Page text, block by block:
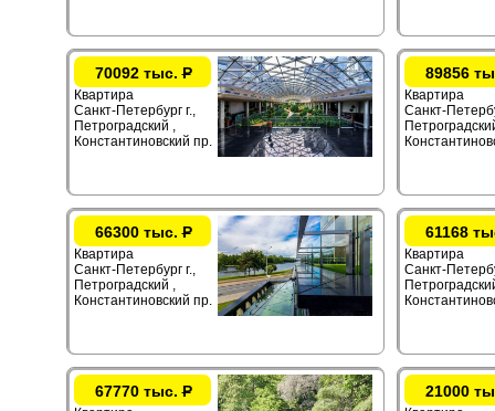
70092 тыс.Р
Квартира
Санкт-Петербург г.,
Петроградский ,
Константиновский пр.
89856
Квартира
Санкт-
66300 тыс.Р
Квартира
Санкт-Петербург г.,
Петроградский ,
Константиновский пр.
61168
Квартира
Санкт-
67770 тыс.Р 21000